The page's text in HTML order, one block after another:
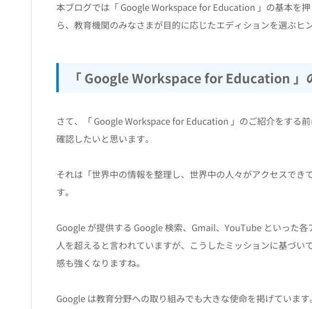
本ブログでは「 Google Workspace for Education 」の基本を
ら、教育機関のみなさまが目的に応じたエディションを選ぶヒ
「 Google Workspace for Education 」
さて、「 Google Workspace for Education 」のご紹介をする
確認したいと思います。
それは「世界中の情報を整理し、世界中の人々がアクセスでき
す。
Google が提供する Google 検索、Gmail、YouTube といった
人を超えると言われていますが、こうしたミッションに基づい
感も強くなりますね。
Google は教育分野への取り組みでも大きな使命を掲げていま